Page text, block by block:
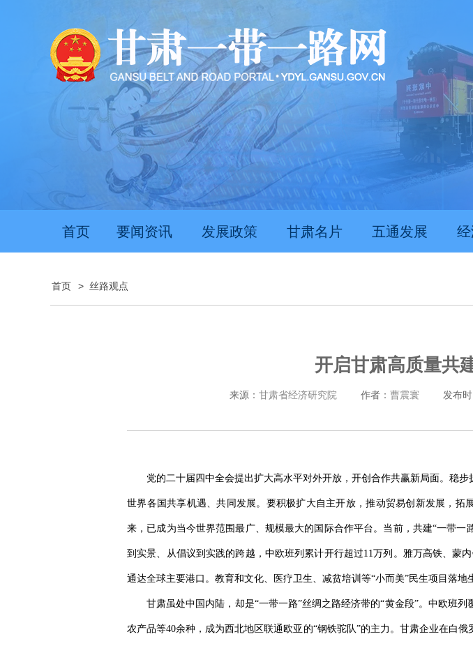
推动经济持续向新向
首页 要闻资讯 发展政策 甘肃名片 五通发展
首页 > 丝路观点
开启甘肃高质量共
来源： 甘肃省经济研究院 作者： 曹震寰 发布时
党的二十届四中全会提出扩大高水平对外开放，开创合作共赢新局面。稳
世界各国共享机遇、共同发展。要积极扩大自主开放，推动贸易创新发展，拓
来，已成为当今世界范围最广、规模最大的国际合作平台。当前，共建“一带
到实景、从倡议到实践的跨越，中欧班列累计开行超过11万列。雅万高铁、蒙
通达全球主要港口。教育和文化、医疗卫生、减贫培训等“小而美”民生项目落地
甘肃虽处中国内陆，却是“一带一路”丝绸之路经济带的“黄金段”。中欧班
农产品等40余种，成为西北地区联通欧亚的“钢铁驼队”的主力。甘肃企业在白